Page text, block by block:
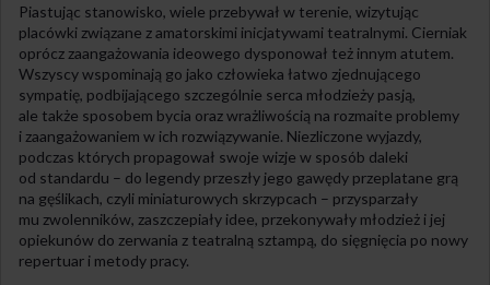
Piastując stanowisko, wiele przebywał w terenie, wizytując
placówki związane z amatorskimi inicjatywami teatralnymi. Cierniak
oprócz zaangażowania ideowego dysponował też innym atutem.
Wszyscy wspominają go jako człowieka łatwo zjednującego
sympatię, podbijającego szczególnie serca młodzieży pasją,
ale także sposobem bycia oraz wrażliwością na rozmaite problemy
i zaangażowaniem w ich rozwiązywanie. Niezliczone wyjazdy,
podczas których propagował swoje wizje w sposób daleki
od standardu – do legendy przeszły jego gawędy przeplatane grą
na gęślikach, czyli miniaturowych skrzypcach – przysparzały
mu zwolenników, zaszczepiały idee, przekonywały młodzież i jej
opiekunów do zerwania z teatralną sztampą, do sięgnięcia po nowy
repertuar i metody pracy.